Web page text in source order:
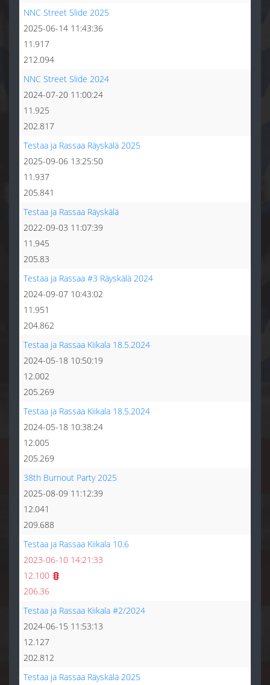
NNC Street Slide 2025
2025-06-14 11:43:36
11.917
212.094
NNC Street Slide 2024
2024-07-20 11:00:24
11.925
202.817
Testaa ja Rassaa Räyskälä 2025
2025-09-06 13:25:50
11.937
205.841
Testaa ja Rassaa Räyskälä
2022-09-03 11:07:39
11.945
205.83
Testaa ja Rassaa #3 Räyskälä 2024
2024-09-07 10:43:02
11.951
204.862
Testaa ja Rassaa Kiikala 18.5.2024
2024-05-18 10:50:19
12.002
205.269
Testaa ja Rassaa Kiikala 18.5.2024
2024-05-18 10:38:24
12.005
205.269
38th Burnout Party 2025
2025-08-09 11:12:39
12.041
209.688
Testaa ja Rassaa Kiikala 10.6
2023-06-10 14:21:33
12.100
206.36
Testaa ja Rassaa Kiikala #2/2024
2024-06-15 11:53:13
12.127
202.812
Testaa ja Rassaa Räyskälä 2025